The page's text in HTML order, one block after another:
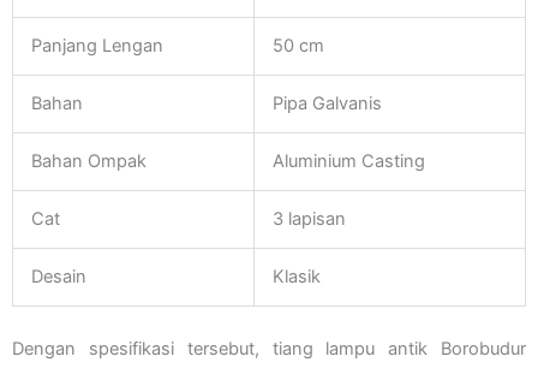
Panjang Lengan 50 cm
Bahan Pipa Galvanis
Bahan Ompak Aluminium Casting
Cat 3 lapisan
Desain Klasik
Dengan spesifikasi tersebut, tiang lampu antik Borobudur